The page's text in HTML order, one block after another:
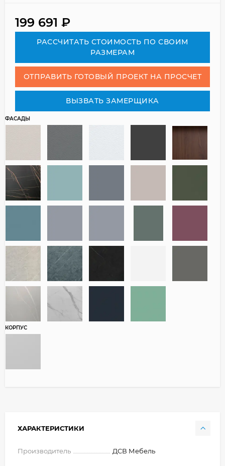
199 691 ₽
РАСCЧИТАТЬ СТОИМОСТЬ ПО СВОИМ
РАЗМЕРАМ
ОТПРАВИТЬ ГОТОВЫЙ ПРОЕКТ НА ПРОСЧЕТ
ВЫЗВАТЬ ЗАМЕРЩИКА
ФАСАДЫ
КОРПУС
ХАРАКТЕРИСТИКИ
Производитель ДСВ Мебель